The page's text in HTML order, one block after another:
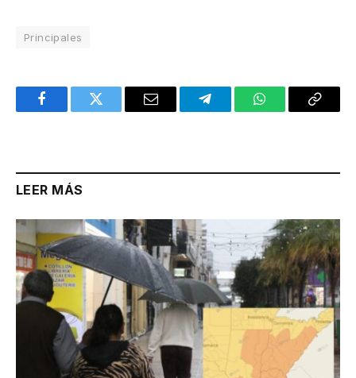
Principales
FacebookTwitter Email TelegramWhatsAppCopy
LEER MÁS